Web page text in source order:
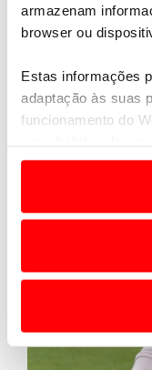
armazenam
browser ou
Estas informações
adaptação às suas
funcionamento do
e anúncios de
Em alguns casos, a
termos e a todo o
o acesso a
personalizar
A luta pelos